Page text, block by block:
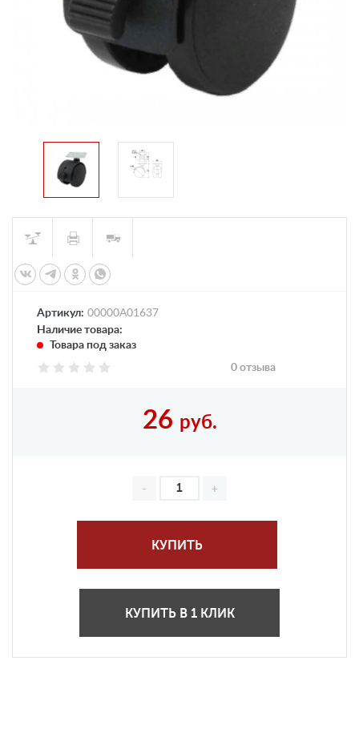
Артикул: 00000А01637
Наличие товара:
Товара под заказ
0 отзыва
26 руб.
КУПИТЬ
КУПИТЬ В 1 КЛИК